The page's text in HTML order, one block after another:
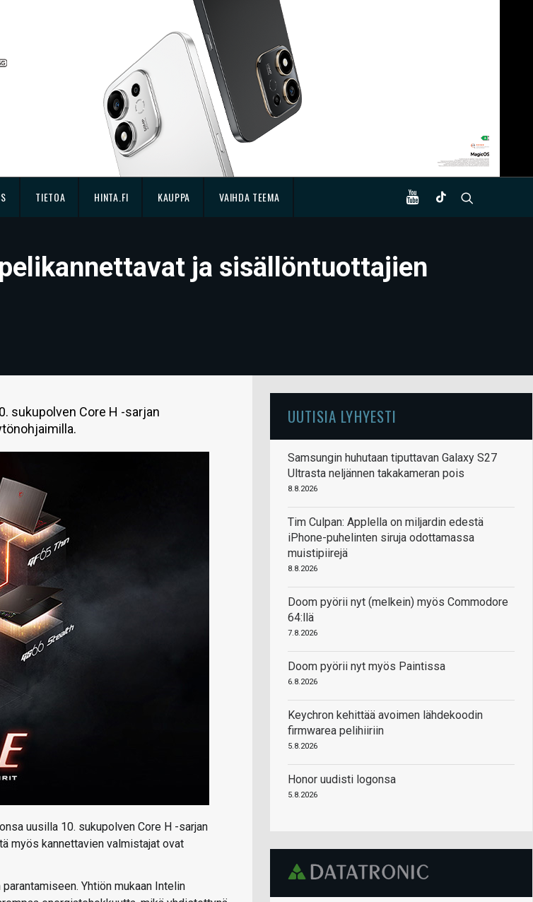
TIETOA HINTA.FI KAUPPA VAIHDA TEEMA
ja sisällöntuottajien
sukupolven Core H -sarjan
uusilla 10. sukupolven Core H -sarjan
myös kannettavien valmistajat ovat
Yhtiön mukaan Intelin
UUTISIA LYHYESTI
Samsungin huhutaan tiputtavan Galaxy S27
Ultrasta neljännen takakameran pois
8.8.2026
Tim Culpan: Applella on miljardin edestä
iPhone-puhelinten siruja odottamassa
muistipiirejä
8.8.2026
Doom pyörii nyt (melkein) myös Commodore
64:llä
7.8.2026
Doom pyörii nyt myös Paintissa
6.8.2026
Keychron kehittää avoimen lähdekoodin
firmwarea pelihiiriin
5.8.2026
Honor uudisti logonsa
5.8.2026